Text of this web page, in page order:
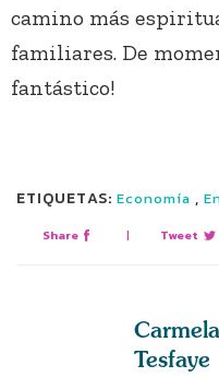
camino más
familiares. De
fantástico!
ETIQUETAS: Economía ,
Share | Tweet
Carmela
Tesfaye